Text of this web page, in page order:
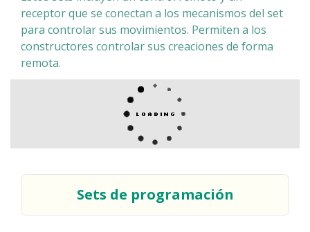
receptor que se conectan a los mecanismos del set
para controlar sus movimientos. Permiten a los
constructores controlar sus creaciones de forma
remota.
Sets de programación